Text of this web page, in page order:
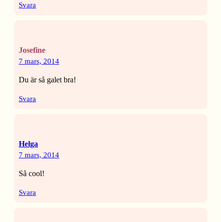
Svara
Josefine
7 mars, 2014
Du är så galet bra!
Svara
Helga
7 mars, 2014
Så cool!
Svara